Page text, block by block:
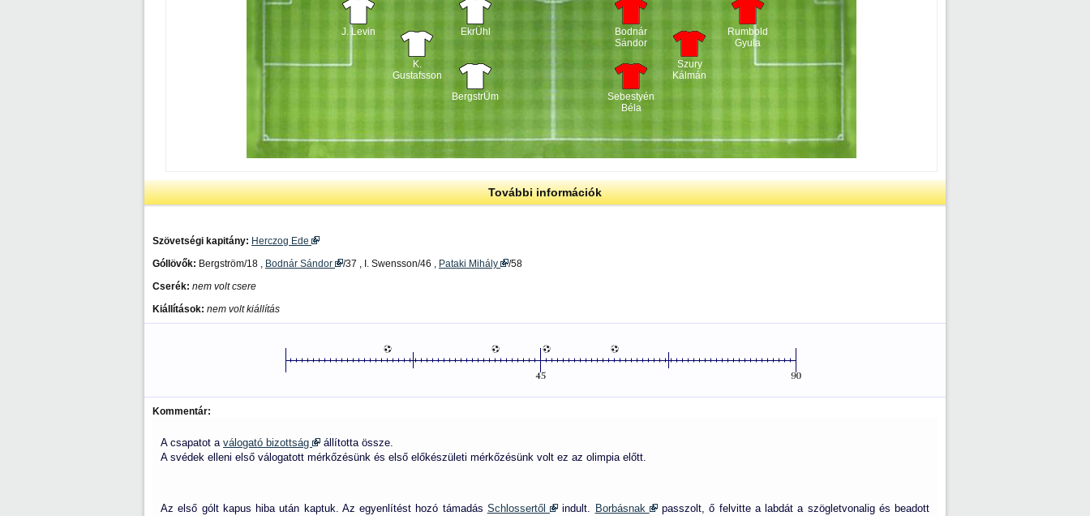
J. Levin
K.
Gustafsson
EkrÜhl
BergstrÜm
Rumbold
Gyula
Szury
Kálmán
Sebestyén
Béla
Bodnár
Sándor
További információk
Szövetségi kapitány: Herczog Ede
Góllövők: Bergström/18 , Bodnár Sándor /37 , I. Swensson/46 , Pataki Mihály
/58
Cserék: nem volt csere
Kiállítások: nem volt kiállítás
Kommentár:
A csapatot a válogató bizottság
állította össze.
A svédek elleni első válogatott mérkőzésünk és első előkészületi mérkőzésünk volt ez az olimpia előtt.
Az első gólt kapus hiba után kaptuk. Az egyenlítést hozó támadás Schlossertől indult. Borbásnak passzolt, ő felvitte a labdát a szögletvonalig és beadott